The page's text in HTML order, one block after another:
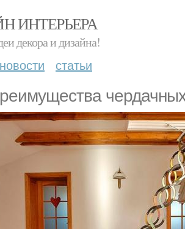
ИНТЕРЬЕРА
декора и дизайна!
новости статьи